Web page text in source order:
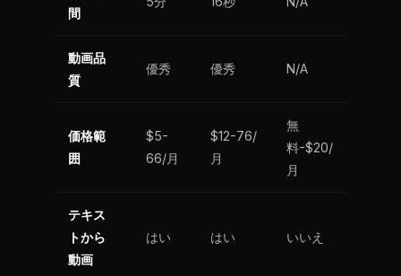
間
動画品
質
優秀 優秀 N/A
価格範
囲
$5-
66/月
$12-76/
月
無
料-$20/
月
テキス
トから
動画
はい はい いいえ